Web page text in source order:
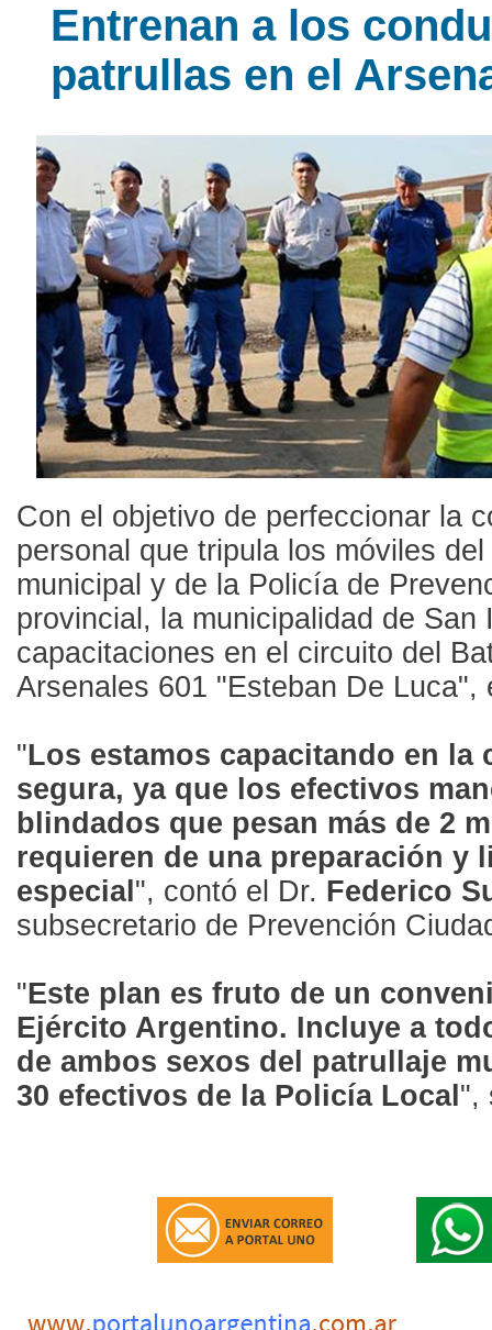
Entrenan a los
patrullas en el
Con el objetivo de perfeccionar la
personal que tripula los móviles
municipal y de la Policía de
provincial, la municipalidad de San
capacitaciones en el circuito del
Arsenales 601 "Esteban De Luca",
"Los estamos capacitando en la
segura, ya que los efectivos
blindados que pesan más de 2
requieren de una preparación y
especial ", contó el Dr. Federico
subsecretario de Prevención
"Este plan es fruto de un
Ejército Argentino. Incluye a
de ambos sexos del patrullaje
30 efectivos de la Policía Local ",